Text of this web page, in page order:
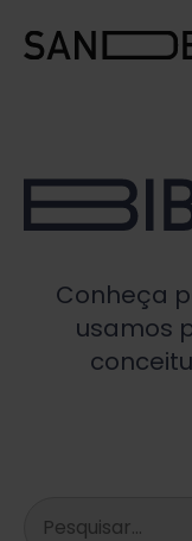
Conheça
usamos